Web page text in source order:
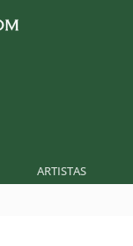
ARTISTAS